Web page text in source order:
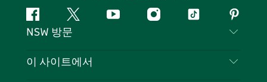
페
이
북
지
다
유
인
틱
핀
터
스
NSW 방문
문의하기
이 사이트에서